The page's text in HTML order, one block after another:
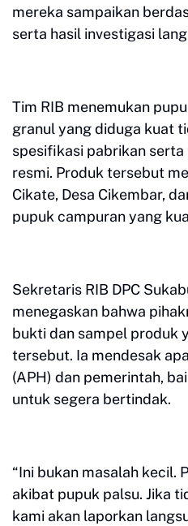
mereka sampaikan
serta hasil investigasi
Tim RIB menemukan
granul yang diduga kuat
spesifikasi pabrikan
resmi. Produk tersebut
Cikate, Desa Cikembar,
pupuk campuran yang
Sekretaris RIB DPC
menegaskan bahwa
bukti dan sampel produk
tersebut. Ia mendesak
(APH) dan pemerintah,
untuk segera bertindak.
“Ini bukan masalah kecil.
akibat pupuk palsu. Jika
kami akan laporkan